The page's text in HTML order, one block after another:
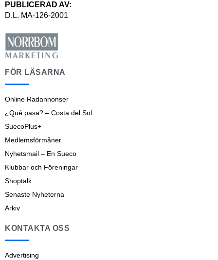
PUBLICERAD AV:
D.L. MA-126-2001
FÖR LÄSARNA
Online Radannonser
¿Qué pasa? – Costa del Sol
SuecoPlus+
Medlemsförmåner
Nyhetsmail – En Sueco
Klubbar och Föreningar
Shoptalk
Senaste Nyheterna
Arkiv
KONTAKTA OSS
Advertising